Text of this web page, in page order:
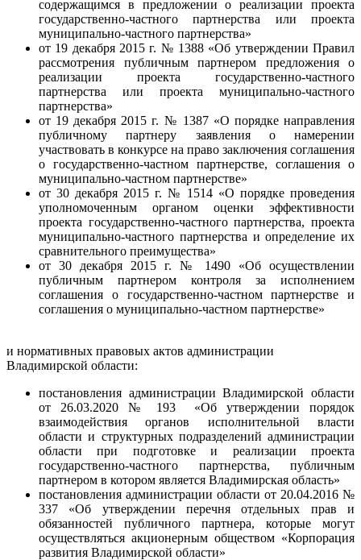
содержащимся в предложении о реализации проекта
государственно-частного партнерства или проекта
муниципально-частного партнерства»
от 19 декабря 2015 г. № 1388 «Об утверждении Правил
рассмотрения публичным партнером предложения о
реализации проекта государственно-частного
партнерства или проекта муниципально-частного
партнерства»
от 19 декабря 2015 г. № 1387 «О порядке направления
публичному партнеру заявления о намерении
участвовать в конкурсе на право заключения соглашения
о государственно-частном партнерстве, соглашения о
муниципально-частном партнерстве»
от 30 декабря 2015 г. № 1514 «О порядке проведения
уполномоченным органом оценки эффективности
проекта государственно-частного партнерства, проекта
муниципально-частного партнерства и определение их
сравнительного преимущества»
от 30 декабря 2015 г. № 1490 «Об осуществлении
публичным партнером контроля за исполнением
соглашения о государственно-частном партнерстве и
соглашения о муниципально-частном партнерстве»
и нормативных правовых актов администрации
Владимирской области:
постановления администрации Владимирской области
от 26.03.2020 № 193 «Об утверждении порядок
взаимодействия органов исполнительной власти
области и структурных подразделений администрации
области при подготовке и реализации проекта
государственно-частного партнерства, публичным
партнером в котором является Владимирская область»
постановления администрации области от 20.04.2016 №
337 «Об утверждении перечня отдельных прав и
обязанностей публичного партнера, которые могут
осуществляться акционерным обществом «Корпорация
развития Владимирской области»